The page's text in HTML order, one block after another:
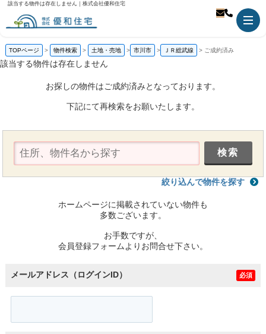
該当する物件は存在しません｜株式会社優和住宅
TOPページ 物件検索 土地・売地 市川市 ＪＲ総武線 ご成約済み
該当する物件は存在しません
お探しの物件はご成約済みとなっております。
下記にて再検索をお願いたします。
絞り込んで物件を探す
ホームページに掲載されていない物件も
多数ございます。
お手数ですが、
会員登録フォームよりお問合せ下さい。
メールアドレス（ログインID） 必須